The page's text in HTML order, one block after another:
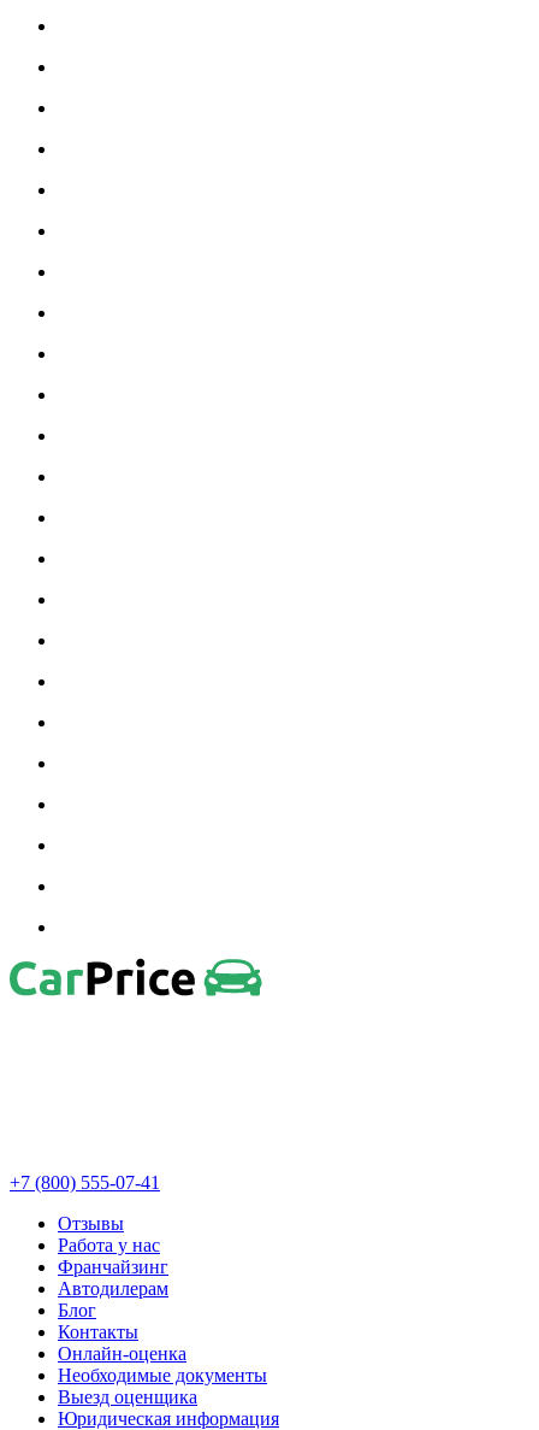
+7 (800) 555-07-41
Отзывы
Работа у нас
Франчайзинг
Автодилерам
Блог
Контакты
Онлайн-оценка
Необходимые документы
Выезд оценщика
Юридическая информация